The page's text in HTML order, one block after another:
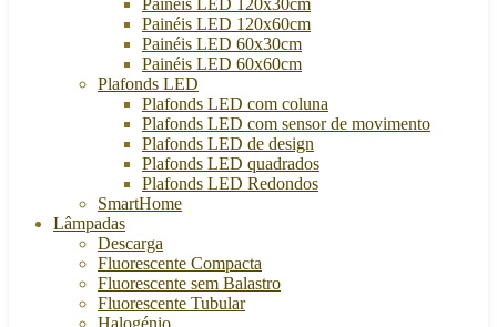
Painéis LED 120x30cm
Painéis LED 120x60cm
Painéis LED 60x30cm
Painéis LED 60x60cm
Plafonds LED
Plafonds LED com coluna
Plafonds LED com sensor de movimento
Plafonds LED de design
Plafonds LED quadrados
Plafonds LED Redondos
SmartHome
Lâmpadas
Descarga
Fluorescente Compacta
Fluorescente sem Balastro
Fluorescente Tubular
Halogénio